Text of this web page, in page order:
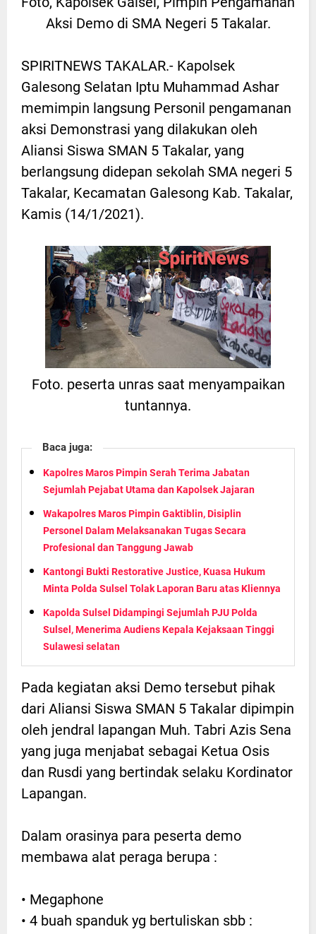
Aksi Demo di SMA Negeri 5 Takalar.
SPIRITNEWS TAKALAR.- Kapolsek
Galesong Selatan Iptu Muhammad Ashar
memimpin langsung Personil pengamanan
aksi Demonstrasi yang dilakukan oleh
Aliansi Siswa SMAN 5 Takalar, yang
berlangsung didepan sekolah SMA negeri 5
Takalar, Kecamatan Galesong Kab. Takalar,
Kamis (14/1/2021).
Foto. peserta unras saat menyampaikan
tuntannya.
Baca juga:
Kapolres Maros Pimpin Serah Terima Jabatan
Sejumlah Pejabat Utama dan Kapolsek Jajaran
Wakapolres Maros Pimpin Gaktiblin, Disiplin
Personel Dalam Melaksanakan Tugas Secara
Profesional dan Tanggung Jawab
Kantongi Bukti Restorative Justice, Kuasa Hukum
Minta Polda Sulsel Tolak Laporan Baru atas Kliennya
Kapolda Sulsel Didampingi Sejumlah PJU Polda
Sulsel, Menerima Audiens Kepala Kejaksaan Tinggi
Sulawesi selatan
Pada kegiatan aksi Demo tersebut pihak
dari Aliansi Siswa SMAN 5 Takalar dipimpin
oleh jendral lapangan Muh. Tabri Azis Sena
yang juga menjabat sebagai Ketua Osis
dan Rusdi yang bertindak selaku Kordinator
Lapangan.
Dalam orasinya para peserta demo
membawa alat peraga berupa :
• Megaphone
• 4 buah spanduk yg bertuliskan sbb :